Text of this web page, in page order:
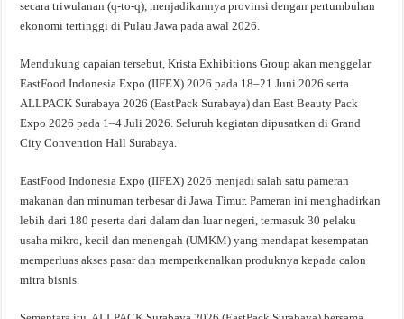
secara triwulanan (q-to-q), menjadikannya provinsi dengan pertumbuhan
ekonomi tertinggi di Pulau Jawa pada awal 2026.
Mendukung capaian tersebut, Krista Exhibitions Group akan menggelar
EastFood Indonesia Expo (IIFEX) 2026 pada 18–21 Juni 2026 serta
ALLPACK Surabaya 2026 (EastPack Surabaya) dan East Beauty Pack
Expo 2026 pada 1–4 Juli 2026. Seluruh kegiatan dipusatkan di Grand
City Convention Hall Surabaya.
EastFood Indonesia Expo (IIFEX) 2026 menjadi salah satu pameran
makanan dan minuman terbesar di Jawa Timur. Pameran ini menghadirkan
lebih dari 180 peserta dari dalam dan luar negeri, termasuk 30 pelaku
usaha mikro, kecil dan menengah (UMKM) yang mendapat kesempatan
memperluas akses pasar dan memperkenalkan produknya kepada calon
mitra bisnis.